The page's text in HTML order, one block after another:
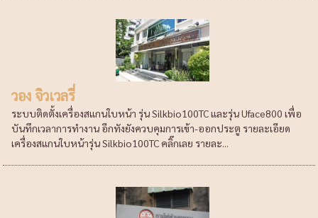
วอง จิวเวลรี่
ระบบติดตั้งเครื่องสแกนใบหน้า รุ่น Silkbio100TC และรุ่น Uface800 เพื่อ
บันทึกเวลาการทำงาน อีกทังยังควบคุมการเข้า-ออกประตู รายละเอียด
เครื่องสแกนใบหน้ารุ่น Silkbio100TC คลิ๊กเลย รายละ...